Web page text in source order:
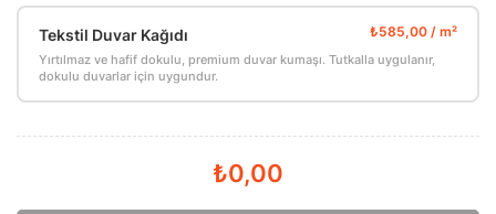
Tekstil Duvar Kağıdı
Yırtılmaz ve hafif dokulu, premium duvar kumaşı. Tutkalla uygulanır,
dokulu duvarlar için uygundur.
₺0,00